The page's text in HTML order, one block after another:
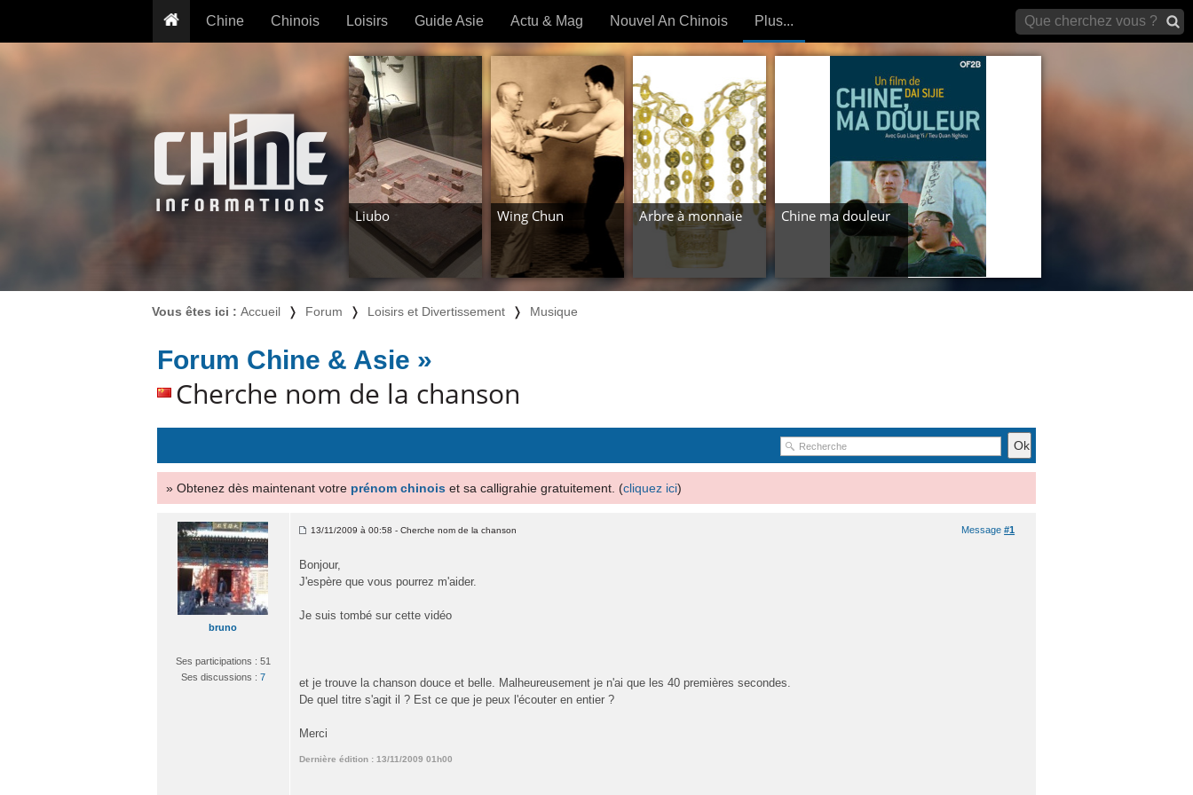
Chine
Conseils voyageurs
Plantes médicinales
Cuisine
Chinois
Grammaire
Traducteur
Exos & Flashcards
+50 Outils
Loisirs
Prénom
Signe
Tatouage
PLUS (24 OUTILS) »
Guide Asie Actu & Mag
Magazine
Articles intemporels
Nouvel An Chinois Plus...
Forum (archives)
Liubo Wing Chun Arbre à monnaie Chine ma douleur
Vous êtes ici : Accueil ❭ Forum ❭ Loisirs et Divertissement ❭ Musique
Forum Chine & Asie »
Cherche nom de la chanson
» Obtenez dès maintenant votre prénom chinois et sa calligrahie gratuitement. (cliquez ici)
bruno
Ses participations : 51
Ses discussions : 7
Message#1
13/11/2009 à 00:58 - Cherche nom de la chanson
Bonjour,
J'espère que vous pourrez m'aider.
Je suis tombé sur cette vidéo
et je trouve la chanson douce et belle. Malheureusement je n'ai que les 40 premières secondes.
De quel titre s'agit il ? Est ce que je peux l'écouter en entier ?
Merci
Dernière édition : 13/11/2009 01h00